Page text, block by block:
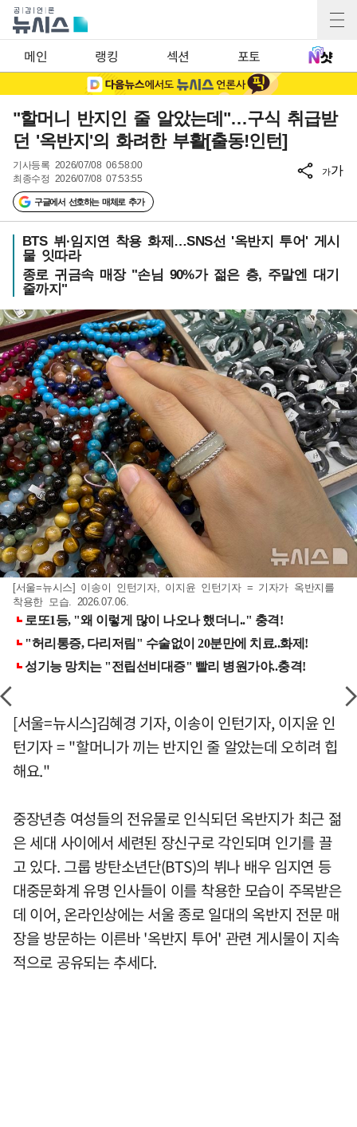
메인 랭킹 섹션 포토
"할머니 반지인 줄 알았는데"…구식 취급받
던 '옥반지'의 화려한 부활[출동!인턴]
기사등록 2026/07/08 06:58:00
최종수정 2026/07/08 07:53:55
구글에서 선호하는 매체로 추가
가가
BTS 뷔·임지연 착용 화제…SNS선 '옥반지 투어' 게시
물 잇따라
종로 귀금속 매장 "손님 90%가 젊은 층, 주말엔 대기
줄까지"
[서울=뉴시스] 이송이 인턴기자, 이지윤 인턴기자 = 기자가 옥반지를
착용한 모습. 2026.07.06.
[서울=뉴시스]김혜경 기자, 이송이 인턴기자, 이지윤 인
턴기자 = "할머니가 끼는 반지인 줄 알았는데 오히려 힙
해요."
중장년층 여성들의 전유물로 인식되던 옥반지가 최근 젊
은 세대 사이에서 세련된 장신구로 각인되며 인기를 끌
고 있다. 그룹 방탄소년단(BTS)의 뷔나 배우 임지연 등
대중문화계 유명 인사들이 이를 착용한 모습이 주목받은
데 이어, 온라인상에는 서울 종로 일대의 옥반지 전문 매
장을 방문하는 이른바 '옥반지 투어' 관련 게시물이 지속
적으로 공유되는 추세다.